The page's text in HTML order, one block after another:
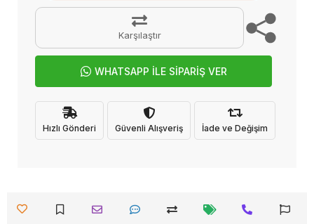
Karşılaştır
WHATSAPP İLE SİPARİŞ VER
Hızlı Gönderi Güvenli Alışveriş İade ve Değişim